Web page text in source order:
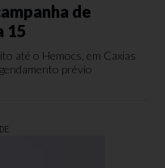
de
15
até o Hemocs, em Caxias
prévio